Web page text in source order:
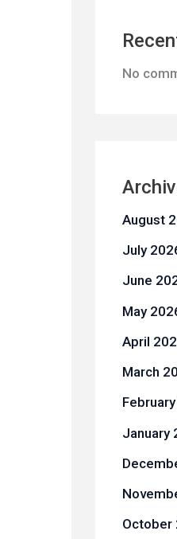
No
August
July
June
May
April
March
January
October